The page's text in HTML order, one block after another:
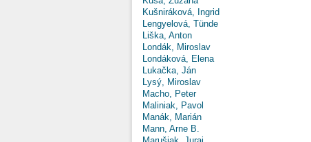
Kušniráková, Ingrid
Lengyelová, Tünde
Liška, Anton
Londák, Miroslav
Londáková, Elena
Lukačka, Ján
Lysý, Miroslav
Macho, Peter
Maliniak, Pavol
Manák, Marián
Mann, Arne B.